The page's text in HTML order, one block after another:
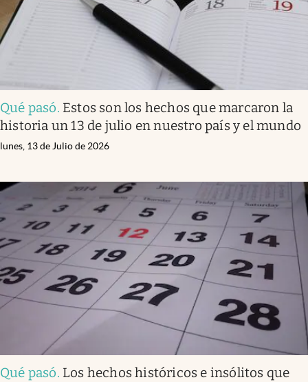
Qué pasó. Estos son los hechos que marcaron la
historia un 13 de julio en nuestro país y el mundo
lunes, 13 de Julio de 2026
Qué pasó. Los hechos históricos e insólitos que